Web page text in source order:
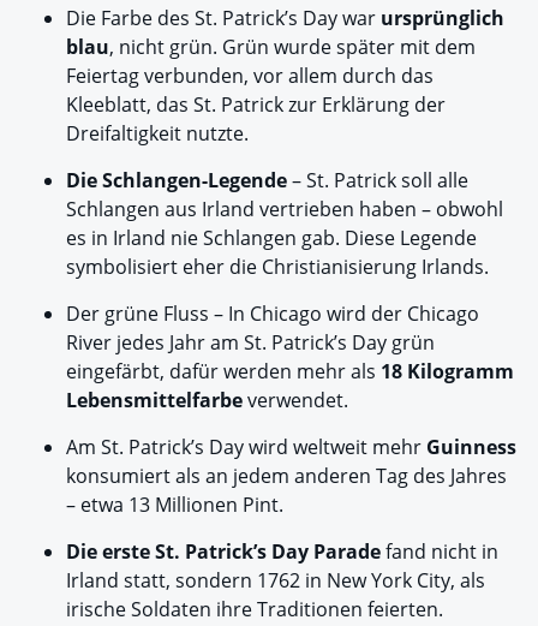
Die Farbe des St. Patrick’s Day war ursprünglich
blau, nicht grün. Grün wurde später mit dem
Feiertag verbunden, vor allem durch das
Kleeblatt, das St. Patrick zur Erklärung der
Dreifaltigkeit nutzte.
Die Schlangen-Legende– St. Patrick soll alle
Schlangen aus Irland vertrieben haben – obwohl
es in Irland nie Schlangen gab. Diese Legende
symbolisiert eher die Christianisierung Irlands.
Der grüne Fluss – In Chicago wird der Chicago
River jedes Jahr am St. Patrick’s Day grün
eingefärbt, dafür werden mehr als 18 Kilogramm
Lebensmittelfarbeverwendet.
Am St. Patrick’s Day wird weltweit mehr Guinness
konsumiert als an jedem anderen Tag des Jahres
– etwa 13 Millionen Pint.
Die erste St. Patrick’s Day Paradefand nicht in
Irland statt, sondern 1762 in New York City, als
irische Soldaten ihre Traditionen feierten.